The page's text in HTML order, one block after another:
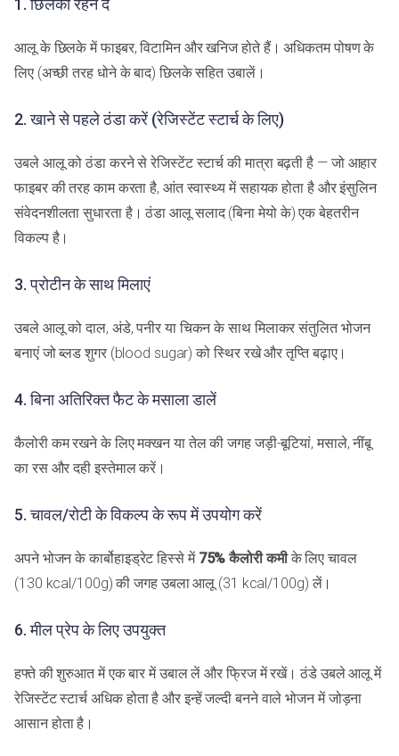
1. छिलका रहने दें
आलू के छिलके में फाइबर, विटामिन और खनिज होते हैं। अधिकतम पोषण के
लिए (अच्छी तरह धोने के बाद) छिलके सहित उबालें।
2. खाने से पहले ठंडा करें (रेजिस्टेंट स्टार्च के लिए)
उबले आलू को ठंडा करने से रेजिस्टेंट स्टार्च की मात्रा बढ़ती है — जो आहार
फाइबर की तरह काम करता है, आंत स्वास्थ्य में सहायक होता है और इंसुलिन
संवेदनशीलता सुधारता है। ठंडा आलू सलाद (बिना मेयो के) एक बेहतरीन
विकल्प है।
3. प्रोटीन के साथ मिलाएं
उबले आलू को दाल, अंडे, पनीर या चिकन के साथ मिलाकर संतुलित भोजन
बनाएं जो ब्लड शुगर (blood sugar) को स्थिर रखे और तृप्ति बढ़ाए।
4. बिना अतिरिक्त फैट के मसाला डालें
कैलोरी कम रखने के लिए मक्खन या तेल की जगह जड़ी-बूटियां, मसाले, नींबू
का रस और दही इस्तेमाल करें।
5. चावल/रोटी के विकल्प के रूप में उपयोग करें
अपने भोजन के कार्बोहाइड्रेट हिस्से में 75% कैलोरी कमीके लिए चावल
(130 kcal/100g) की जगह उबला आलू (31 kcal/100g) लें।
6. मील प्रेप के लिए उपयुक्त
हफ्ते की शुरुआत में एक बार में उबाल लें और फ्रिज में रखें। ठंडे उबले आलू में
रेजिस्टेंट स्टार्च अधिक होता है और इन्हें जल्दी बनने वाले भोजन में जोड़ना
आसान होता है।